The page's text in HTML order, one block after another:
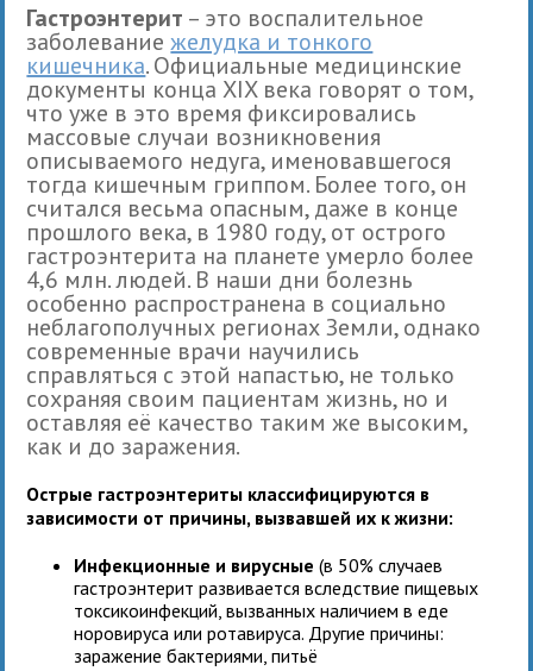
Гастроэнтерит – это воспалительное
заболеваниежелудка и тонкого
кишечника. Официальные медицинские
документы конца XIX века говорят о том,
что уже в это время фиксировались
массовые случаи возникновения
описываемого недуга, именовавшегося
тогда кишечным гриппом. Более того, он
считался весьма опасным, даже в конце
прошлого века, в 1980 году, от острого
гастроэнтерита на планете умерло более
4,6 млн. людей. В наши дни болезнь
особенно распространена в социально
неблагополучных регионах Земли, однако
современные врачи научились
справляться с этой напастью, не только
сохраняя своим пациентам жизнь, но и
оставляя её качество таким же высоким,
как и до заражения.
Острые гастроэнтериты классифицируются в
зависимости от причины, вызвавшей их к жизни:
Инфекционные и вирусные (в 50% случаев
гастроэнтерит развивается вследствие пищевых
токсикоинфекций, вызванных наличием в еде
норовируса или ротавируса. Другие причины:
заражение бактериями, питьё